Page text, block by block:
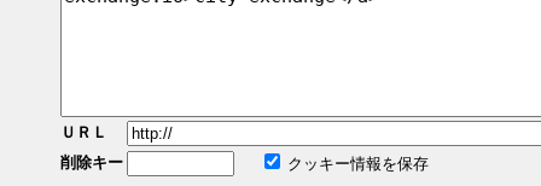
ＵＲＬ
削除キー
クッキー情報を保存